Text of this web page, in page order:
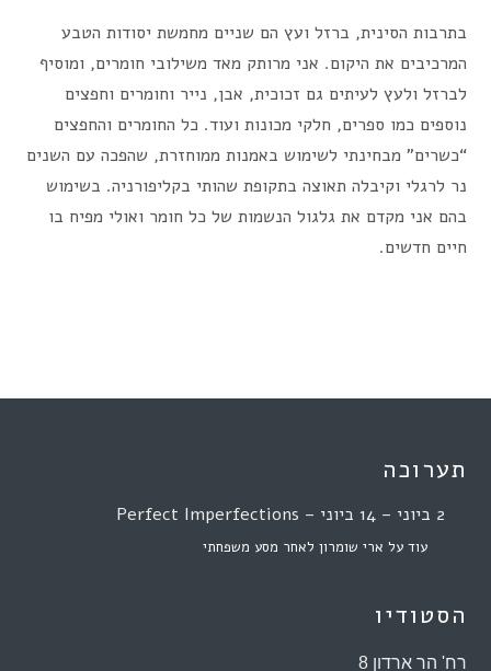
בתרבות הסינית, ברזל ועץ הם שניים מחמשת יסודות הטבע
המרכיבים את היקום. אני מרותק מאד משילובי חומרים, ומוסיף
לברזל ולעץ לעיתים גם זכוכית, אבן, נייר וחומרים וחפצים
נוספים כמו ספרים, חלקי מכונות ועוד. כל החומרים והחפצים
“כשרים” מבחינתי לשימוש באמנות ממוחזרת, שהפכה עם השנים
נר לרגלי וקיבלה תאוצה בתקופת שהותי בקליפורניה. בשימוש
בהם אני מקדם את גלגול הנשמות של כל חומר ואולי מפיח בו
חיים חדשים.
תערוכה
2 ביוני – 14 ביוני – Perfect Imperfections
עוד על ארי שומרון לאחר מסע משפחתי
הסטודיו
רח' הר ארדון 8